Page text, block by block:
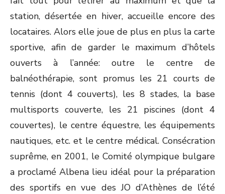
station, désertée en hiver, accueille encore des
locataires. Alors elle joue de plus en plus la carte
sportive, afin de garder le maximum d’hôtels
ouverts à l’année: outre le centre de
balnéothérapie, sont promus les 21 courts de
tennis (dont 4 couverts), les 8 stades, la base
multisports couverte, les 21 piscines (dont 4
couvertes), le centre équestre, les équipements
nautiques, etc. et le centre médical. Consécration
suprême, en 2001, le Comité olympique bulgare
a proclamé Albena lieu idéal pour la préparation
des sportifs en vue des JO d’Athènes de l’été